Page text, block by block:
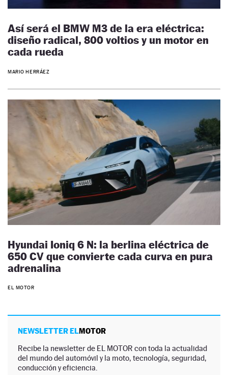
Así será el BMW M3 de la era eléctrica:
diseño radical, 800 voltios y un motor en
cada rueda
MARIO HERRÁEZ
Hyundai Ioniq 6 N: la berlina eléctrica de
650 CV que convierte cada curva en pura
adrenalina
EL MOTOR
NEWSLETTER ELMOTOR
Recibe la newsletter de EL MOTOR con toda la actualidad
del mundo del automóvil y la moto, tecnología, seguridad,
conducción y eficiencia.